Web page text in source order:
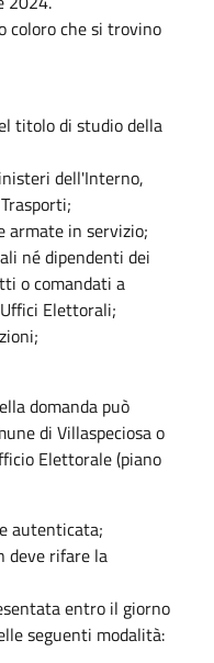
coloro che si trovino
titolo di studio della
dell'Interno,
armate in servizio;
né dipendenti dei
o comandati a
Elettorali;
domanda può
di Villaspeciosa o
Elettorale (piano
autenticata;
deve rifare la
entro il giorno
seguenti modalità: